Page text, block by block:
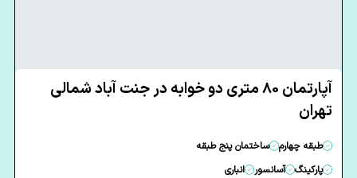
آپارتمان 80 متری دو خوابه در جنت آباد شمالی
تهران
طبقه چهارم
ساختمان پنج طبقه
پارکینگ
آسانسور انباری